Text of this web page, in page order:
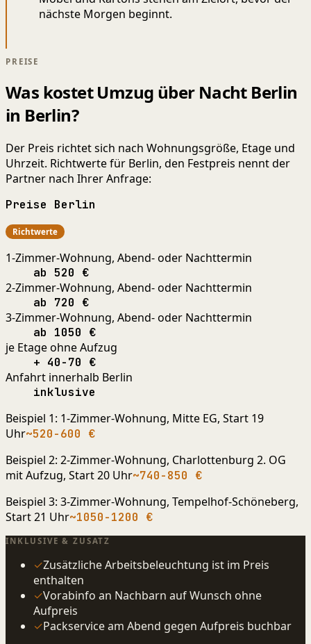
nächste Morgen beginnt.
PREISE
Was kostet Umzug über Nacht Berlin
in Berlin?
Der Preis richtet sich nach Wohnungsgröße, Etage und
Uhrzeit. Richtwerte für Berlin, den Festpreis nennt der
Partner nach Ihrer Anfrage:
Preise Berlin
Richtwerte
1-Zimmer-Wohnung, Abend- oder Nachttermin
ab 520 €
2-Zimmer-Wohnung, Abend- oder Nachttermin
ab 720 €
3-Zimmer-Wohnung, Abend- oder Nachttermin
ab 1050 €
je Etage ohne Aufzug
+ 40-70 €
Anfahrt innerhalb Berlin
inklusive
Beispiel 1: 1-Zimmer-Wohnung, Mitte EG, Start 19
Uhr~520-600 €
Beispiel 2: 2-Zimmer-Wohnung, Charlottenburg 2. OG
mit Aufzug, Start 20 Uhr~740-850 €
Beispiel 3: 3-Zimmer-Wohnung, Tempelhof-Schöneberg,
Start 21 Uhr~1050-1200 €
INKLUSIVE & ZUSATZ
✓Zusätzliche Arbeitsbeleuchtung ist im Preis
enthalten
✓Vorabinfo an Nachbarn auf Wunsch ohne
Aufpreis
✓Packservice am Abend gegen Aufpreis buchbar